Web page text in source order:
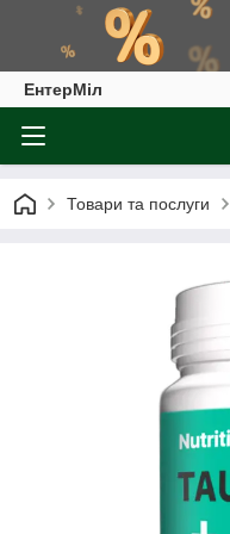
ЕнтерМіл
Товари та послуги